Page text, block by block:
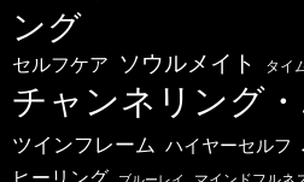
ング
セルフケア ソウルメイト タイ
チャンネリング
ツインフレーム ハイヤーセルフ
ヒーリング